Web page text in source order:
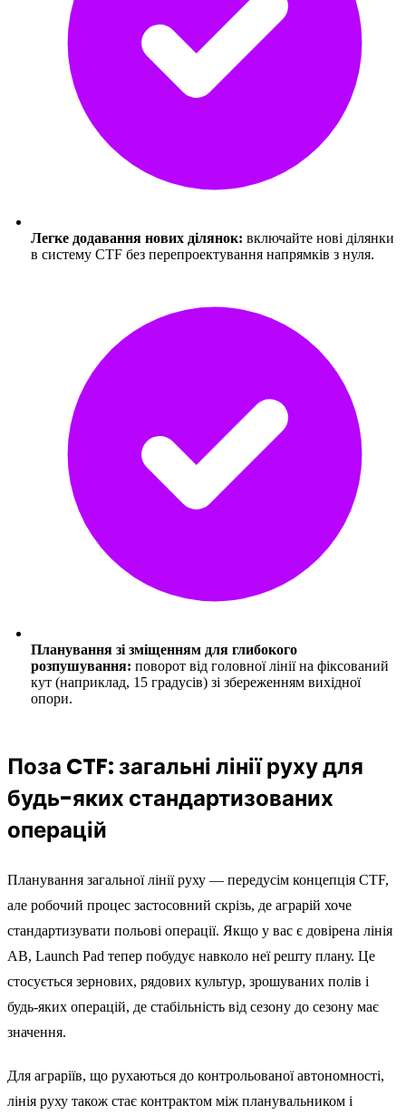
Легке додавання нових ділянок: включайте нові ділянки
в систему CTF без перепроектування напрямків з нуля.
Планування зі зміщенням для глибокого
розпушування: поворот від головної лінії на фіксований
кут (наприклад, 15 градусів) зі збереженням вихідної
опори.
Поза CTF: загальні лінії руху для
будь-яких стандартизованих
операцій
Планування загальної лінії руху — передусім концепція CTF,
але робочий процес застосовний скрізь, де аграрій хоче
стандартизувати польові операції. Якщо у вас є довірена лінія
AB, Launch Pad тепер побудує навколо неї решту плану. Це
стосується зернових, рядових культур, зрошуваних полів і
будь-яких операцій, де стабільність від сезону до сезону має
значення.
Для аграріїв, що рухаються до контрольованої автономності,
лінія руху також стає контрактом між планувальником і